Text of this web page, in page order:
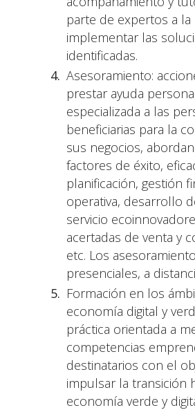
parte de expertos a la
implementar las
identificadas.
Asesoramiento:
prestar ayuda
especializada a las
beneficiarias para la
sus negocios,
factores de éxito,
planificación, gestión
operativa, desarrollo
servicio
acertadas de venta y
etc. Los
presenciales, a
Formación en los
economía digital y
práctica orientada a
competencias
destinatarios con el
impulsar la transición
economía verde y